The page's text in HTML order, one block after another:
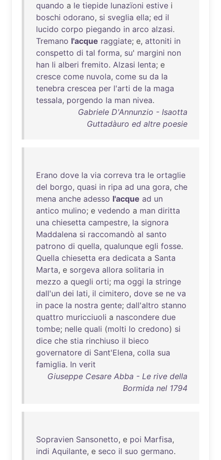
quando a le tiepide lunazïoni estive i
boschi odorano, si sveglia ella; ed il
lucido corpo piegando in arco alzasi.
Tremano l'acque raggiate; e, attoniti in
conspetto di tal forma, su' margini non
han li alberi fremito. Alzasi lenta; e
cresce come nuvola, come su da la
tenebra crescea per l'arti de la maga
tessala, porgendo la man nivea.
Gabriele D'Annunzio - Isaotta
Guttadàuro ed altre poesie
Erano dove la via correva tra le ortaglie
del borgo, quasi in ripa ad una gora, che
mena anche adesso l'acque ad un
antico mulino; e vedendo a man diritta
una chiesetta campestre, la signora
Maddalena si raccomandò al santo
patrono di quella, qualunque egli fosse.
Quella chiesetta era dedicata a Santa
Marta, e sorgeva allora solitaria in
mezzo a quegli orti; ma oggi la stringe
dall'un dei lati, il cimitero, dove se ne va
in pace la nostra gente; dall'altro stanno
quattro muricciuoli a nascondere due
tombe; nelle quali (molti lo credono) si
dice che stia rinchiuso il bieco
governatore di Sant'Elena, colla sua
famiglia. In verit
Giuseppe Cesare Abba - Le rive della
Bormida nel 1794
Sopravien Sansonetto, e poi Marfisa,
indi Aquilante, e seco il suo germano.